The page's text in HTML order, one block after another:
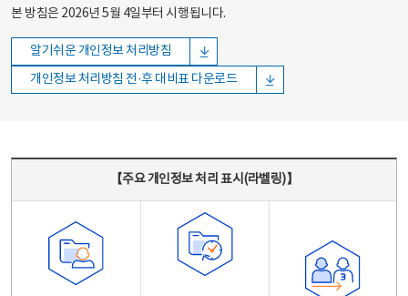
본 방침은 2026년 5월 4일부터 시행됩니다.
알기쉬운 개인정보 처리방침
개인정보 처리방침 전·후 대비표 다운로드
【주요 개인정보 처리 표시(라벨링)】